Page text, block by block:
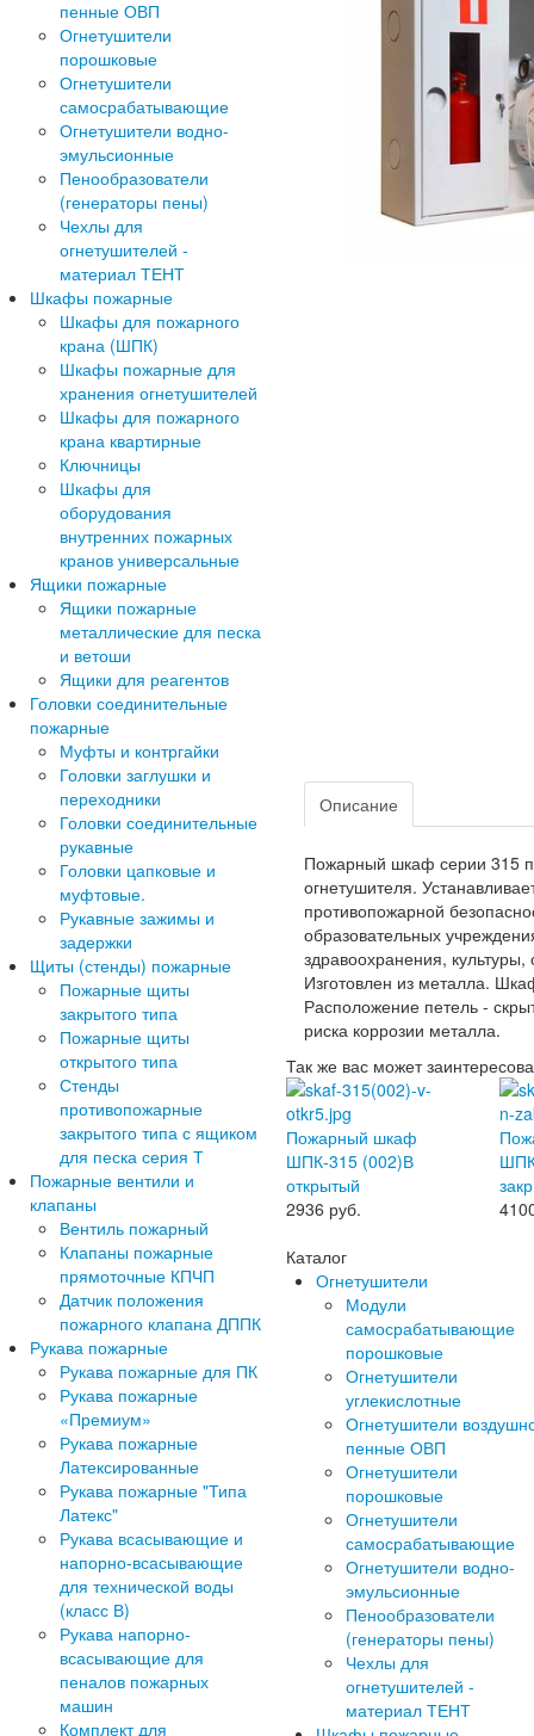
пенные ОВП
Огнетушители
порошковые
Огнетушители
самосрабатывающие
Огнетушители водно-
эмульсионные
Пенообразователи
(генераторы пены)
Чехлы для
огнетушителей -
материал ТЕНТ
Шкафы пожарные
Шкафы для пожарного
крана (ШПК)
Шкафы пожарные для
хранения огнетушителей
Шкафы для пожарного
крана квартирные
Ключницы
Шкафы для
оборудования
внутренних пожарных
кранов универсальные
Ящики пожарные
Ящики пожарные
металлические для песка
и ветоши
Ящики для реагентов
Головки соединительные
пожарные
Муфты и контргайки
Головки заглушки и
переходники
Головки соединительные
рукавные
Головки цапковые и
муфтовые.
Рукавные зажимы и
задержки
Щиты (стенды) пожарные
Пожарные щиты
закрытого типа
Пожарные щиты
открытого типа
Стенды
противопожарные
закрытого типа с ящиком
для песка серия Т
Пожарные вентили и
клапаны
Вентиль пожарный
Клапаны пожарные
прямоточные КПЧП
Датчик положения
пожарного клапана ДППК
Рукава пожарные
Рукава пожарные для ПК
Рукава пожарные
«Премиум»
Рукава пожарные
Латексированные
Рукава пожарные "Типа
Латекс"
Рукава всасывающие и
напорно-всасывающие
для технической воды
(класс В)
Рукава напорно-
всасывающие для
пеналов пожарных
машин
Комплект для
Описание
Пожарный шкаф серии 315
огнетушителя.
противопожарной
образовательных
здравоохранения, культуры,
Изготовлен из металла.
Расположение петель -
риска коррозии металла.
Так же вас может
Пожарный шкаф
ШПК-315 (002)В
открытый
2936 руб.
Каталог
Огнетушители
Модули
самосрабатывающие
порошковые
Огнетушители
углекислотные
Огнетушители
пенные ОВП
Огнетушители
порошковые
Огнетушители
самосрабатывающие
Огнетушители водно-
эмульсионные
Пенообразователи
(генераторы пены)
Чехлы для
огнетушителей -
материал ТЕНТ